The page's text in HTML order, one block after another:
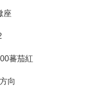
座
蕃茄紅
向